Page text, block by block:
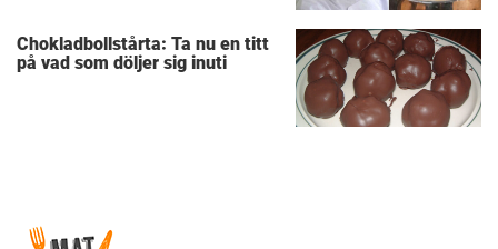
Chokladbollstårta: Ta nu en titt
på vad som döljer sig inuti